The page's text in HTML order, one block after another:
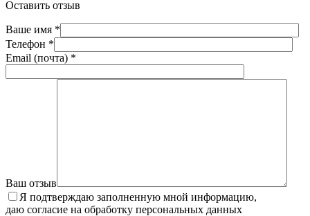
Оставить отзыв
Ваше имя *
Телефон *
Email (почта) *
Ваш отзыв
Я подтверждаю заполненную мной информацию,
даю согласие на обработку персональных данных